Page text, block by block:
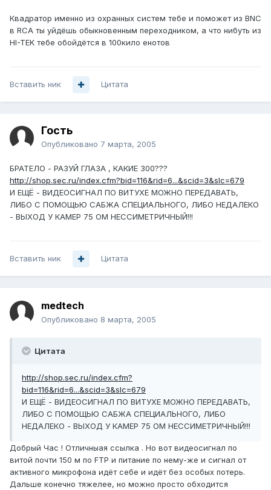
Квадратор именно из охранных систем тебе и поможет из BNC
в RCA ты уйдёшь обыкновенным переходником, а что нибуть из
HI-TEK тебе обойдётся в 100кило енотов
Вставить ник Цитата
Гость
Опубликовано 7 марта, 2005
БРАТЕЛО - РАЗУЙ ГЛАЗА , КАКИЕ 300???
http://shop.sec.ru/index.cfm?bid=116&rid=6...&scid=3&slc=679
И ЕЩЁ - ВИДЕОСИГНАЛ ПО ВИТУХЕ МОЖНО ПЕРЕДАВАТЬ,
ЛИБО С ПОМОЩЬЮ САБЖА СПЕЦИАЛЬНОГО, ЛИБО НЕДАЛЕКО
- ВЫХОД У КАМЕР 75 ОМ НЕССИМЕТРИЧНЫЙ!!!
Вставить ник Цитата
medtech
Опубликовано 8 марта, 2005
Цитата
http://shop.sec.ru/index.cfm?
bid=116&rid=6...&scid=3&slc=679
И ЕЩЁ - ВИДЕОСИГНАЛ ПО ВИТУХЕ МОЖНО ПЕРЕДАВАТЬ,
ЛИБО С ПОМОЩЬЮ САБЖА СПЕЦИАЛЬНОГО, ЛИБО
НЕДАЛЕКО - ВЫХОД У КАМЕР 75 ОМ НЕССИМЕТРИЧНЫЙ!!!
Добрый Час ! Отличныая ссылка . Но вот видеосигнал по
витой почти 150 м по FTP и питание по нему-же и сигнал от
активного микрофона идёт себе и идёт без особых потерь.
Дальше конечно тяжелее, но можно просто обходится